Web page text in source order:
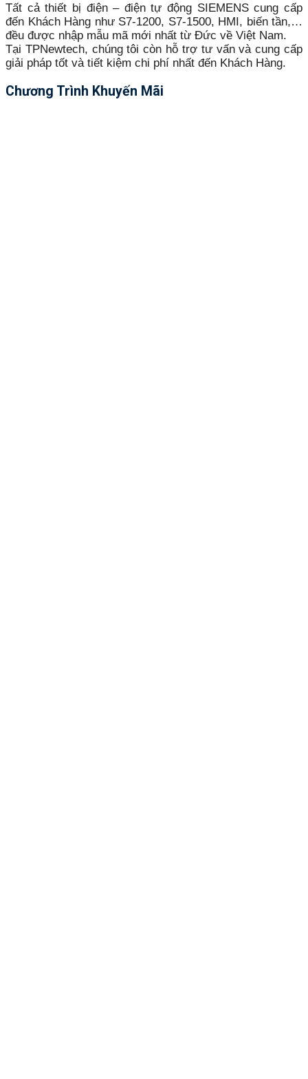
Tất cả thiết bị điện – điện tự động SIEMENS cung cấp
đến Khách Hàng như S7-1200, S7-1500, HMI, biến tần,…
đều được nhập mẫu mã mới nhất từ Đức về Việt Nam.
Tại TPNewtech, chúng tôi còn hỗ trợ tư vấn và cung cấp
giải pháp tốt và tiết kiệm chi phí nhất đến Khách Hàng.
Chương Trình Khuyến Mãi